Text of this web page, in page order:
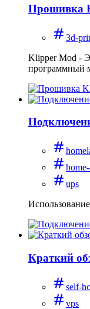
Прошивка
3d-
Klipper Mod -
программный
ups
Краткий
self-
vps